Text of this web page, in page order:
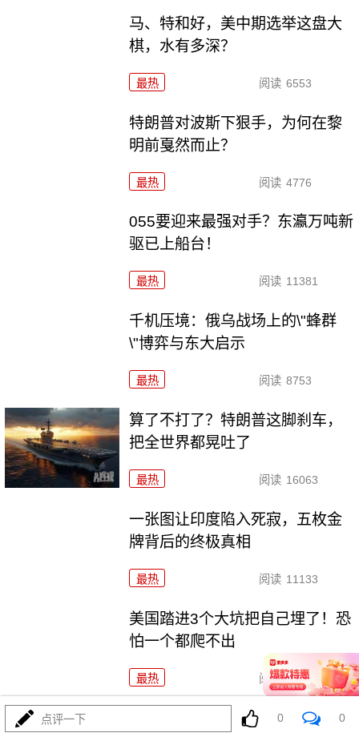
马、特和好，美中期选举这盘大
棋，水有多深？
最热 阅读 6553
特朗普对波斯下狠手，为何在黎
明前戛然而止？
最热 阅读 4776
055要迎来最强对手？东瀛万吨新
驱已上船台！
最热 阅读 11381
千机压境：俄乌战场上的\"蜂群
\"博弈与东大启示
最热 阅读 8753
算了不打了？特朗普这脚刹车，
把全世界都晃吐了
最热 阅读 16063
一张图让印度陷入死寂，五枚金
牌背后的终极真相
最热 阅读 11133
美国踏进3个大坑把自己埋了！恐
怕一个都爬不出
最热 阅读 18218
上将一封信捅破天！美军五艘驱
点评一下 0 0